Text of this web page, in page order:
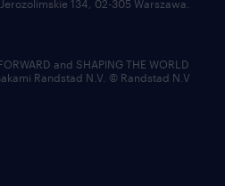
134, 02-305 Warszawa.
and SHAPING THE WORLD
Randstad N.V. © Randstad N.V